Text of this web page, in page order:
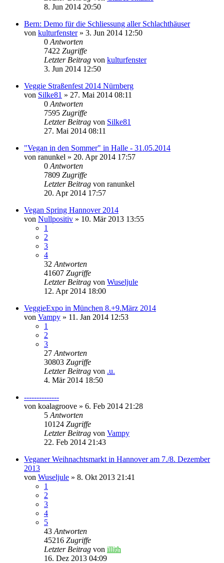
8. Jun 2014 20:50
Bern: Demo für die Schliessung aller Schlachthäuser
von kulturfenster» 3. Jun 2014 12:50
0 Antworten
7422 Zugriffe
Letzter Beitrag von kulturfenster
3. Jun 2014 12:50
Veggie Straßenfest 2014 Nürnberg
von Silke81 » 27. Mai 2014 08:11
0 Antworten
7595 Zugriffe
Letzter Beitrag von Silke81
27. Mai 2014 08:11
"Vegan in den Sommer" in Halle - 31.05.2014
von ranunkel » 20. Apr 2014 17:57
0 Antworten
7809 Zugriffe
Letzter Beitrag von ranunkel
20. Apr 2014 17:57
Vegan Spring Hannover 2014
von Nullpositiv » 10. Mär 2013 13:55
1
2
3
4
32 Antworten
41607 Zugriffe
Letzter Beitrag von Wuseljule
12. Apr 2014 18:00
VeggieExpo in München 8.+9.März 2014
von Vampy » 11. Jan 2014 12:53
1
2
3
27 Antworten
30803 Zugriffe
Letzter Beitrag von .u.
4. Mär 2014 18:50
--------------
von koalagroove » 6. Feb 2014 21:28
5 Antworten
10124 Zugriffe
Letzter Beitrag von Vampy
22. Feb 2014 21:43
Veganer Weihnachtsmarkt in Hannover am 7./8. Dezember
2013
von Wuseljule » 8. Okt 2013 21:41
1
2
3
4
5
43 Antworten
45216 Zugriffe
Letzter Beitrag von illith
16. Dez 2013 04:09